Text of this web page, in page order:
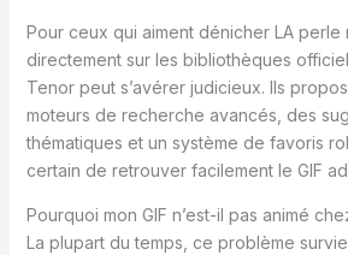
Pour ceux qui aiment dénicher LA perle
directement sur les bibliothèques
Tenor peut s’avérer judicieux. Ils
moteurs de recherche avancés, des
thématiques et un système de favoris
certain de retrouver facilement le GIF
Pourquoi mon GIF n’est-il pas animé
La plupart du temps, ce problème